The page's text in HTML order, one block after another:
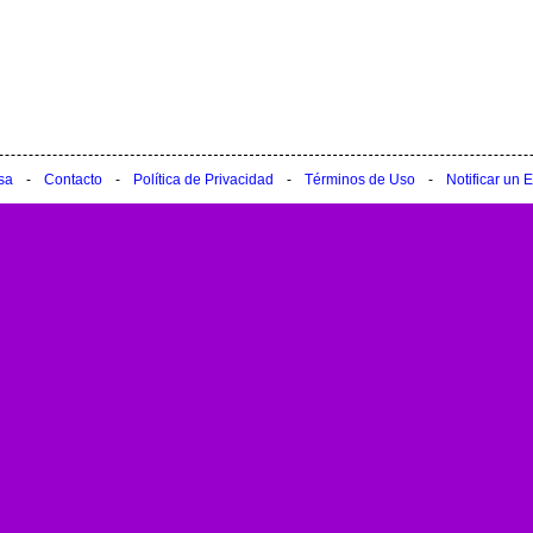
- Contacto - Política de Privacidad - Términos de Uso - Notificar un